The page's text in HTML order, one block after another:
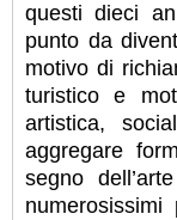
questi dieci
punto da
motivo di
turistico e
artistica,
aggregare
segno